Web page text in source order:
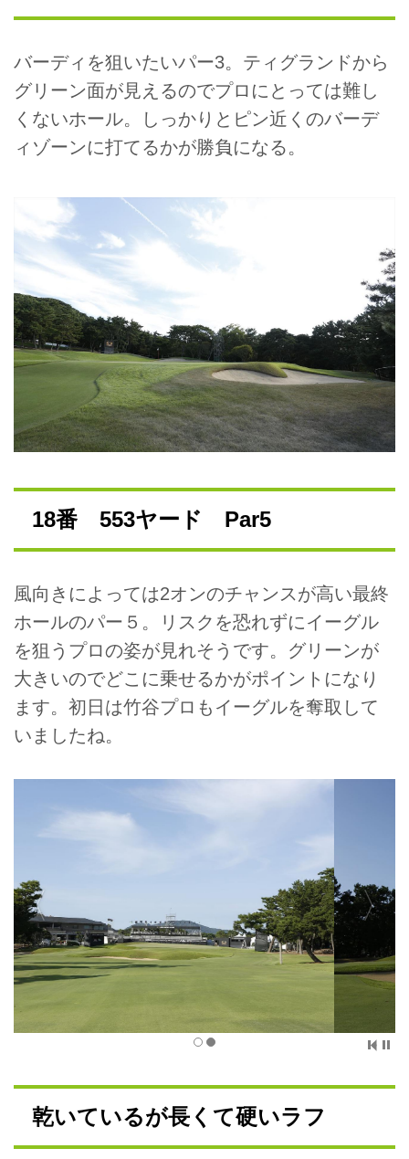
バーディを狙いたいパー3。ティグランドから
グリーン面が見えるのでプロにとっては難し
くないホール。しっかりとピン近くのバーデ
ィゾーンに打てるかが勝負になる。
18番 553ヤード Par5
風向きによっては2オンのチャンスが高い最終
ホールのパー５。リスクを恐れずにイーグル
を狙うプロの姿が見れそうです。グリーンが
大きいのでどこに乗せるかがポイントになり
ます。初日は竹谷プロもイーグルを奪取して
いましたね。
乾いているが長くて硬いラフ